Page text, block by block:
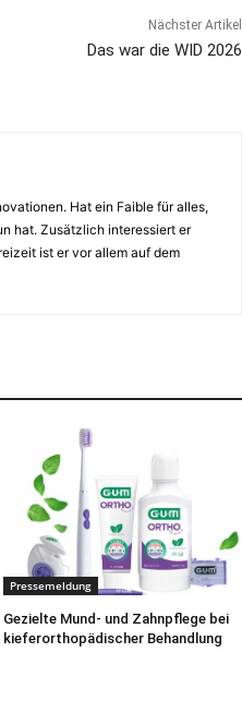
Nächster Artikel
Das war die WID 2026
Hat ein Faible für alles,
hat. Zusätzlich interessiert er
ist er vor allem auf dem
Pressemeldung
Gezielte Mund- und Zahnpflege bei
kieferorthopädischer Behandlung